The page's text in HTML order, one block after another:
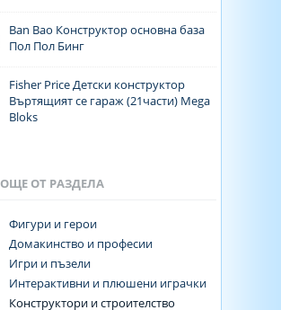
Ban Bao Конструктор основна база
Пол Пол Бинг
Fisher Price Детски конструктор
Въртящият се гараж (21части) Mega
Bloks
ОЩЕ ОТ РАЗДЕЛА
Фигури и герои
Домакинство и професии
Игри и пъзели
Интерактивни и плюшени играчки
Конструктори и строителство